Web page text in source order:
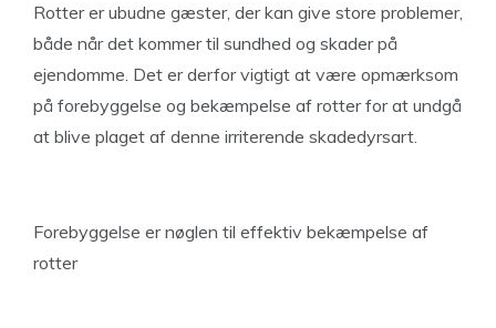
Rotter er ubudne gæster, der kan give store problemer,
både når det kommer til sundhed og skader på
ejendomme. Det er derfor vigtigt at være opmærksom
på forebyggelse og bekæmpelse af rotter for at undgå
at blive plaget af denne irriterende skadedyrsart.
Forebyggelse er nøglen til effektiv bekæmpelse af
rotter